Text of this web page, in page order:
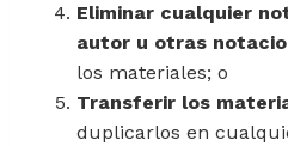
Eliminar cualquier
autor u otras
los materiales; o
Transferir los
duplicarlos en